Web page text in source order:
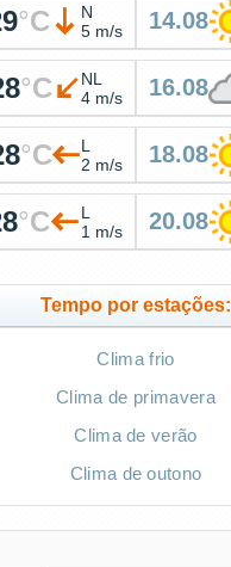
°C
N
5 m/s
14.08
°C
NL
4 m/s
16.08
°C
L
2 m/s
18.08
°C
L
1 m/s
20.08
Tempo por estações:
Clima frio
Clima de primavera
Clima de verão
Clima de outono